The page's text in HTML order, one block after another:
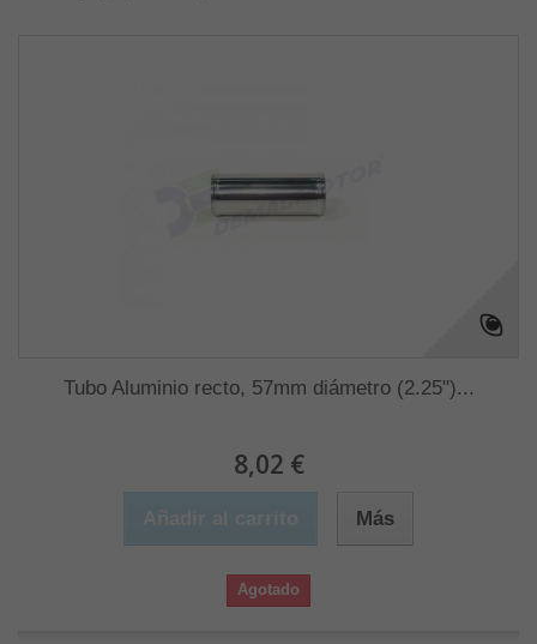
Tubo Aluminio recto, 57mm diámetro (2.25")...
8,02 €
Más
Agotado